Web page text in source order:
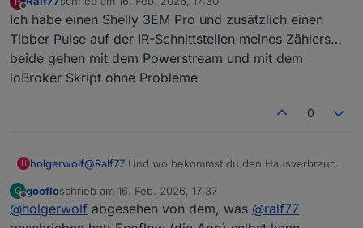
Offline zuletzt editiert von
Ich habe einen Shelly 3EM Pro und zusätzlich einen
Tibber Pulse auf der IR-Schnittstellen meines Zählers…
beide gehen mit dem Powerstream und mit dem
ioBroker Skript ohne Probleme
0
H holgerwolf@Ralf77 Und wo bekommst du den Hausverbrauch
Ich habe halt keinen Ecoflow kompatibelen Zähler.
G
Offline
goofloschrieb am 16. Feb. 2026, 17:37
zuletzt editiert von
@holgerwolf abgesehen von dem, was @ralf77